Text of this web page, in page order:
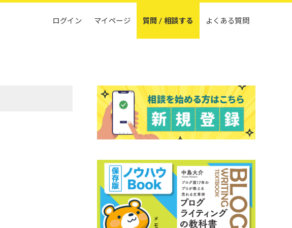
ログイン マイページ 質問 / 相談する よくある質問